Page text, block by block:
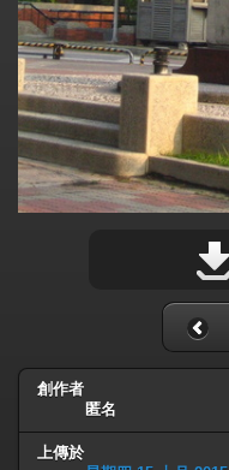
創作者
匿名
上傳於